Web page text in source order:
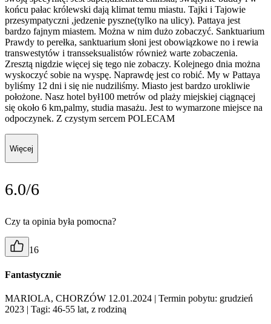
końcu pałac królewski dają klimat temu miastu. Tajki i Tajowie
przesympatyczni ,jedzenie pyszne(tylko na ulicy). Pattaya jest
bardzo fajnym miastem. Można w nim dużo zobaczyć. Sanktuarium
Prawdy to perełka, sanktuarium słoni jest obowiązkowe no i rewia
transwestytów i transseksualistów również warte zobaczenia.
Zresztą nigdzie więcej się tego nie zobaczy. Kolejnego dnia można
wyskoczyć sobie na wyspę. Naprawdę jest co robić. My w Pattaya
byliśmy 12 dni i się nie nudziliśmy. Miasto jest bardzo urokliwie
położone. Nasz hotel był100 metrów od plaży miejskiej ciągnącej
się około 6 km,palmy, studia masażu. Jest to wymarzone miejsce na
odpoczynek. Z czystym sercem POLECAM
Więcej
6.0/6
Czy ta opinia była pomocna?
16
Fantastycznie
MARIOLA, CHORZÓW 12.01.2024 | Termin pobytu: grudzień
2023 | Tagi: 46-55 lat, z rodziną